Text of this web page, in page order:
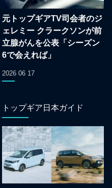
元トップギアTV司会者のジ
ェレミー クラークソンが前
立腺がんを公表「シーズン
6で会えれば」
2026 06 17
トップギア日本ガイド